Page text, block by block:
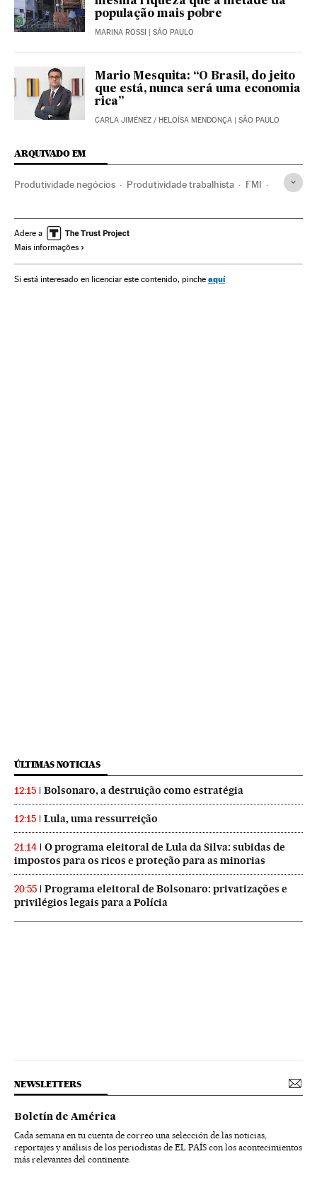
população mais pobre
MARINA ROSSI | SÃO PAULO
Mario Mesquita: “O Brasil, do jeito
que está, nunca será uma economia
rica”
CARLA JIMÉNEZ / HELOÍSA MENDONÇA | SÃO PAULO
ARQUIVADO EM
Produtividade negócios Produtividade trabalhista FMI
Condições trabalho Organizações internacionais
Turismo Empresas
Mercado trabalho Emprego Trabalho
Adere a
Mais informações
Si está interesado en licenciar este contenido, pinche aquí
ÚLTIMAS NOTICIAS
12:15 Bolsonaro, a destruição como estratégia
12:15 Lula, uma ressurreição
21:14
O programa eleitoral de Lula da Silva: subidas de
impostos para os ricos e proteção para as minorias
20:55
Programa eleitoral de Bolsonaro: privatizações e
privilégios legais para a Polícia
NEWSLETTERS
Boletín de América
Cada semana en tu cuenta de correo una selección de las noticias,
reportajes y análisis de los periodistas de EL PAÍS con los acontecimientos
más relevantes del continente.